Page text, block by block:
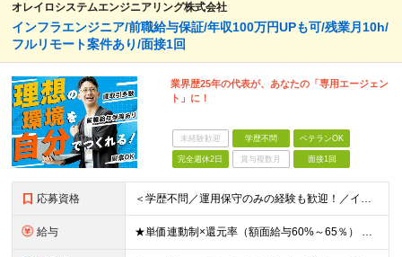
オレイロシステムエンジニアリング株式会社
インフラエンジニア/前職給与保証/年収100万円UPも可/残業月10h/
フルリモート案件あり/面接1回
業界歴25年の代表が、あなたの「専用エージェン
ト」に！
未経験歓迎 学歴不問 ベテランOK
完全週休2日 賞与複数月 面接1回
応募資格 ＜学歴不問／運用保守のみの経験も歓迎！／インフラ部門の立ち上げメンバーの募集！＞ ▼必須要件 何らかのインフラエンジニアとしての実務経験をお持ちの方（目安1年以上） ※運用保守フェーズの経験のみでも
給与 ★単価連動制×還元率（額面給与60%～65％） ★前職給与保証（入社時の初動給与として考慮します） 月給30万円～60万円＋賞与 ※上記はあくまで下限です。前職の給与・経験・スキルを最大限考慮し決